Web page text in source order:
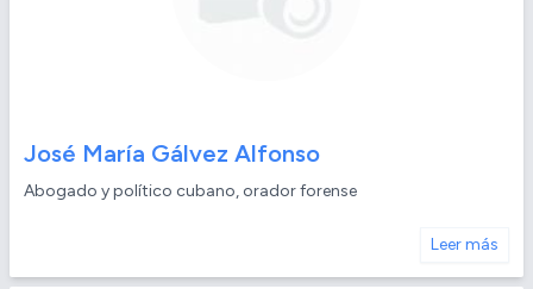
José María Gálvez Alfonso
Abogado y político cubano, orador forense
Leer más